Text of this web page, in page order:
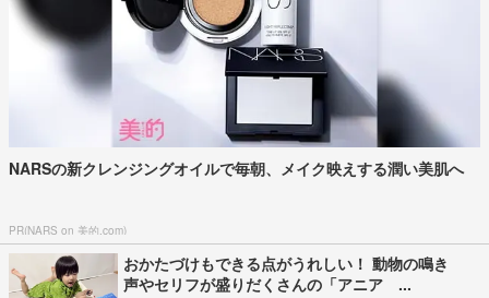
NARSの新クレンジングオイルで毎朝、メイク映えする潤い美肌へ
PR(NARS on 美的.com)
おかたづけもできる点がうれしい！ 動物の鳴き
声やセリフが盛りだくさんの「アニア ...